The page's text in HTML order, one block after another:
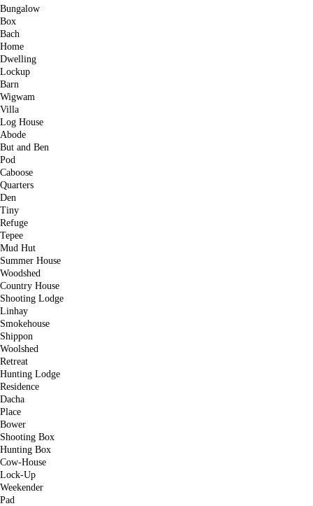
Bungalow
Box
Bach
Home
Dwelling
Lockup
Barn
Wigwam
Villa
Log House
Abode
But and Ben
Pod
Caboose
Quarters
Den
Tiny
Refuge
Tepee
Mud Hut
Summer House
Woodshed
Country House
Shooting Lodge
Linhay
Smokehouse
Shippon
Woolshed
Retreat
Hunting Lodge
Residence
Dacha
Place
Bower
Shooting Box
Hunting Box
Cow-House
Lock-Up
Weekender
Pad